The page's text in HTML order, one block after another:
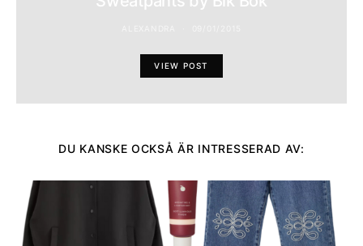
VIEW POST
DU KANSKE OCKSÅ ÄR INTRESSERAD AV: